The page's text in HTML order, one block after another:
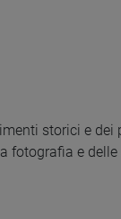
storici e
fotografia e delle